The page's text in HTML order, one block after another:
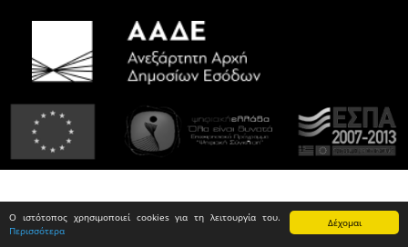
Δέχομαι
Ο ιστότοπος χρησιμοποιεί cookies για τη λειτουργία του.
Περισσότερα